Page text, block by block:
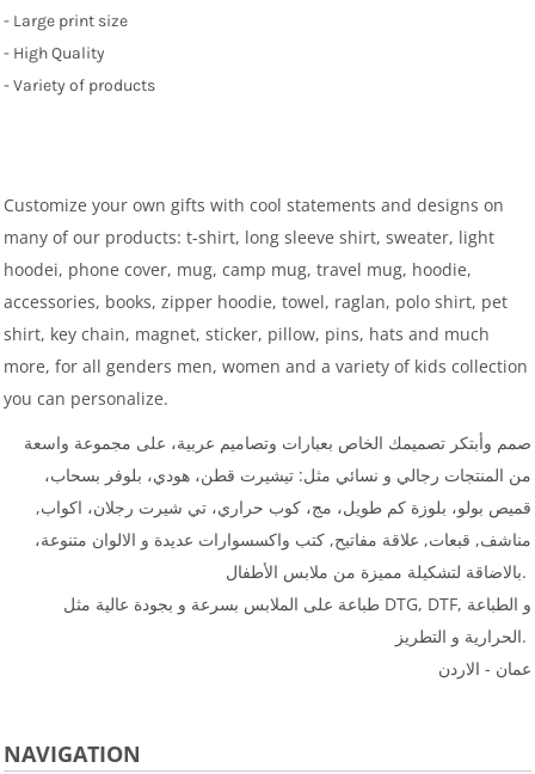
- Large print size
- High Quality
- Variety of products
Customize your own gifts with cool statements and designs on
many of our products: t-shirt, long sleeve shirt, sweater, light
hoodei, phone cover, mug, camp mug, travel mug, hoodie,
accessories, books, zipper hoodie, towel, raglan, polo shirt, pet
shirt, key chain, magnet, sticker, pillow, pins, hats and much
more, for all genders men, women and a variety of kids collection
you can personalize.
صمم وأبتكر تصميمك الخاص بعبارات وتصاميم عربية، على مجموعة واسعة
من المنتجات رجالي و نسائي مثل: تيشيرت قطن، هودي، بلوفر بسحاب،
قميص بولو، بلوزة كم طويل، مج، كوب حراري، تي شيرت رجلان، اكواب,
مناشف, قبعات, علاقة مفاتيح, كتب واكسسوارات عديدة و الالوان متنوعة،
بالاضاقة لتشكيلة مميزة من ملابس الأطفال.
طباعة على الملابس بسرعة و بجودة عالية مثل DTG, DTF, و الطباعة
الحرارية و التطريز.
عمان - الاردن
NAVIGATION